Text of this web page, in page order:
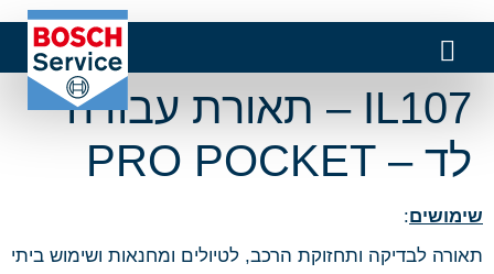
IL107 – תאורת עבודה
לד – PRO POCKET
שימושים:
תאורה לבדיקה ותחזוקת הרכב, לטיולים ומחנאות ושימוש ביתי